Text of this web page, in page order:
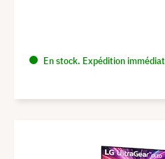
En stock. Expédition